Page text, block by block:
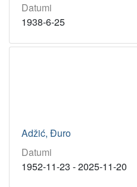
Datumi
1938-6-25
Adžić, Đuro
Datumi
1952-11-23 - 2025-11-20